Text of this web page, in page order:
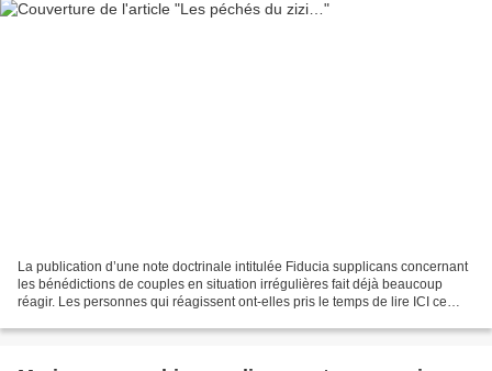
La publication d’une note doctrinale intitulée Fiducia supplicans concernant
les bénédictions de couples en situation irrégulières fait déjà beaucoup
réagir. Les personnes qui réagissent ont-elles pris le temps de lire ICI ce